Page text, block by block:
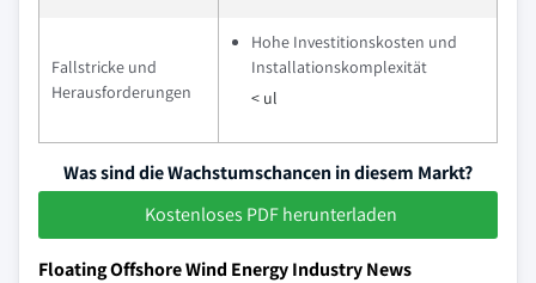
Fallstricke und
Herausforderungen
Hohe Investitionskosten und
Installationskomplexität
< ul
Was sind die Wachstumschancen in diesem Markt?
Kostenloses PDF herunterladen
Floating Offshore Wind Energy Industry News